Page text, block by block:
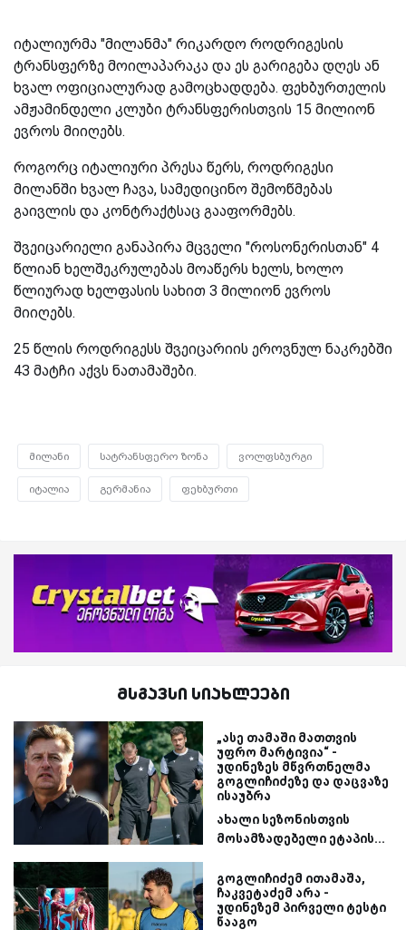
იტალიურმა "მილანმა" რიკარდო როდრიგესის
ტრანსფერზე მოილაპარაკა და ეს გარიგება დღეს ან
ხვალ ოფიციალურად გამოცხადდება. ფეხბურთელის
ამჟამინდელი კლუბი ტრანსფერისთვის 15 მილიონ
ევროს მიიღებს.
როგორც იტალიური პრესა წერს, როდრიგესი
მილანში ხვალ ჩავა, სამედიცინო შემოწმებას
გაივლის და კონტრაქტსაც გააფორმებს.
შვეიცარიელი განაპირა მცველი "როსონერისთან" 4
წლიან ხელშეკრულებას მოაწერს ხელს, ხოლო
წლიურად ხელფასის სახით 3 მილიონ ევროს
მიიღებს.
25 წლის როდრიგესს შვეიცარიის ეროვნულ ნაკრებში
43 მატჩი აქვს ნათამაშები.
მილანი სატრანსფერო ზონა ვოლფსბურგი
იტალია გერმანია ფეხბურთი
მსგავსი სიახლეები
„ასე თამაში მათთვის
უფრო მარტივია“ -
უდინეზეს მწვრთნელმა
გოგლიჩიძეზე და დაცვაზე
ისაუბრა
ახალი სეზონისთვის
მოსამზადებელი ეტაპის...
გოგლიჩიძემ ითამაშა,
ჩაკვეტაძემ არა -
უდინეზემ პირველი ტესტი
წააგო